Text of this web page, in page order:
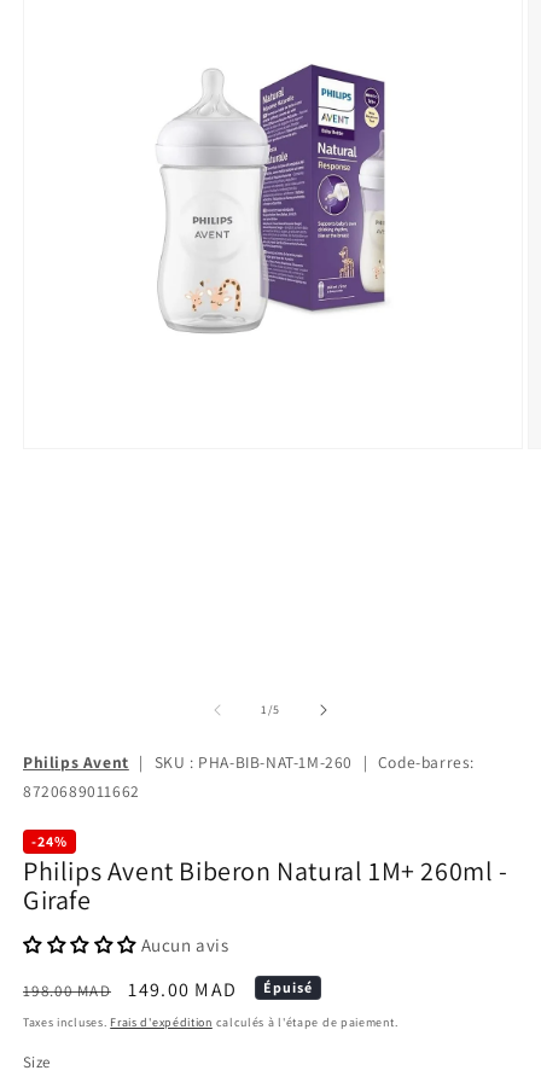
1/de
5
Philips Avent | SKU : PHA-BIB-NAT-1M-260 | Code-barres:
8720689011662
-24%
Philips Avent Biberon Natural 1M+ 260ml -
Girafe
Aucun avis
Prix
habituel
198.00 MAD
Prix
promotionnel
149.00 MAD Épuisé
Taxes incluses. Frais d'expédition calculés à l'étape de paiement.
Size